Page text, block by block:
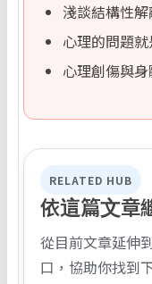
淺談結構性
心理的問題
心理創傷與
RELATED HUB
依這篇文章
從目前文章延伸
口，協助你找到